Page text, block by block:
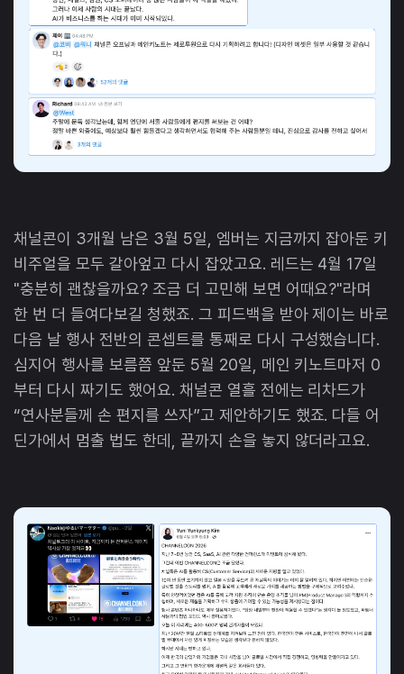
채널콘이 3개월 남은 3월 5일, 엠버는 지금까지 잡아둔 키
비주얼을 모두 갈아엎고 다시 잡았고요. 레드는 4월 17일
"충분히 괜찮을까요? 조금 더 고민해 보면 어때요?"라며
한 번 더 들여다보길 청했죠. 그 피드백을 받아 제이는 바로
다음 날 행사 전반의 콘셉트를 통째로 다시 구성했습니다.
심지어 행사를 보름쯤 앞둔 5월 20일, 메인 키노트마저 0
부터 다시 짜기도 했어요. 채널콘 열흘 전에는 리차드가
“연사분들께 손 편지를 쓰자”고 제안하기도 했죠. 다들 어
딘가에서 멈출 법도 한데, 끝까지 손을 놓지 않더라고요.